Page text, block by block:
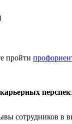
пройти
сотрудников